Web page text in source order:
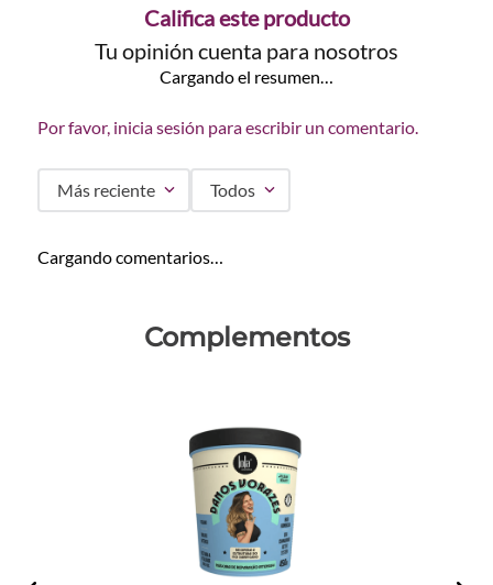
Califica este producto
Tu opinión cuenta para nosotros
Cargando el resumen…
Por favor, inicia sesión para escribir un comentario.
Más reciente Todos
Cargando comentarios…
Complementos